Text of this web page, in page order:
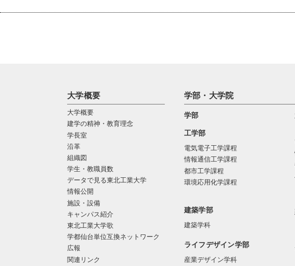
大学概要
大学概要
建学の精神・教育理念
学長室
沿革
組織図
学生・教職員数
データで見る東北工業大学
情報公開
施設・設備
キャンパス紹介
東北工業大学歌
学都仙台単位互換ネットワーク
広報
関連リンク
学部・大学院
学部
工学部
電気電子工学課程
情報通信工学課程
都市工学課程
環境応用化学課程
建築学部
建築学科
ライフデザイン学部
産業デザイン学科